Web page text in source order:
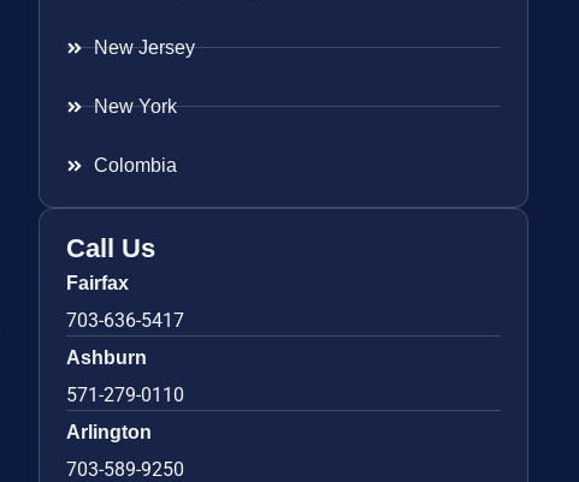
New Jersey
New York
Colombia
Call Us
Fairfax
703-636-5417
Ashburn
571-279-0110
Arlington
703-589-9250